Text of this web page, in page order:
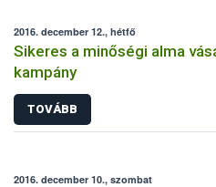
2016. december 12., hétfő
Sikeres a minőségi alma
kampány
TOVÁBB
2016. december 10., szombat